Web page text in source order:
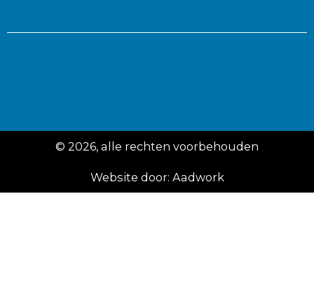
© 2026, alle rechten voorbehouden
Website door: Aadwork